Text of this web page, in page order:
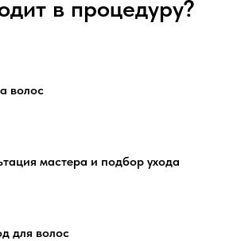
в процедуру?
волос
мастера и подбор ухода
для волос